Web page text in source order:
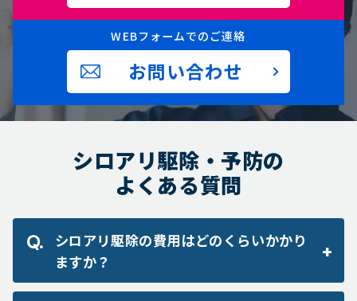
WEBフォームでのご連絡
お問い合わせ
シロアリ駆除・予防の
よくある質問
シロアリ駆除の費用はどのくらいかかり
ますか？